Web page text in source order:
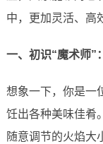
中，更加灵活、高
一、初识“魔术师”
想象一下，你是一
饪出各种美味佳肴
随意调节的火焰大